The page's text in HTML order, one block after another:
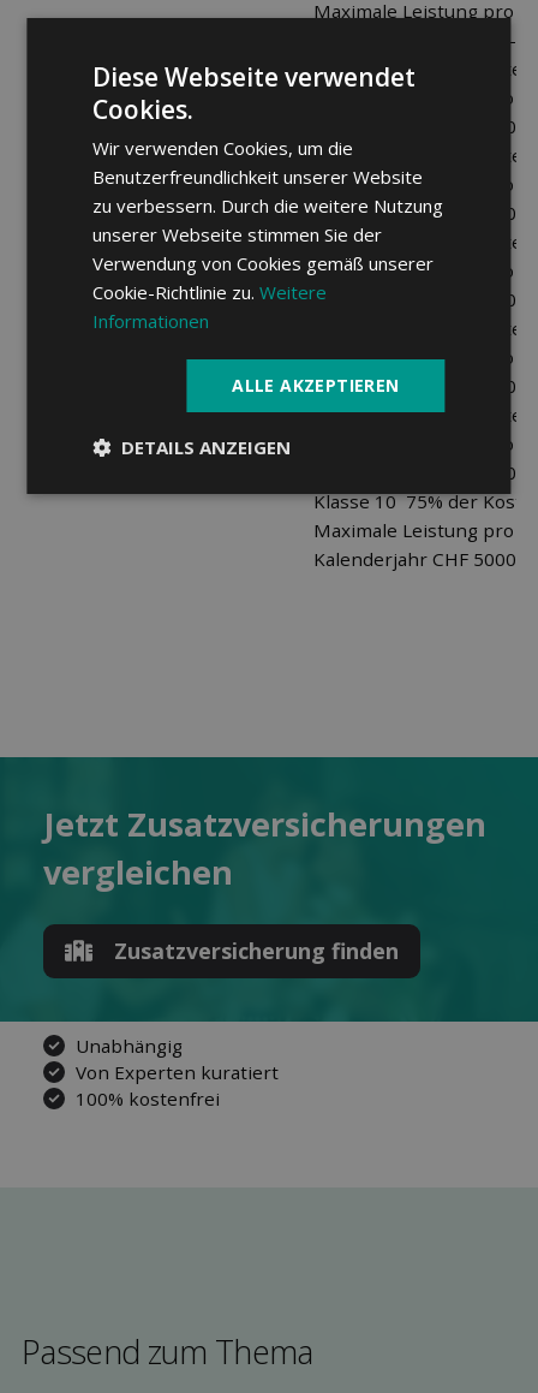
Leistungsstufen
Maximale Leistung pro
Kalenderjahr CHF 600.-
Klasse 5 50% der Kosten,
Maximale Leistung pro
Kalenderjahr CHF 1200.-
Klasse 6 75% der Kosten,
Maximale Leistung pro
Kalenderjahr CHF 1200.-
Klasse 7 75% der Kosten,
Maximale Leistung pro
Kalenderjahr CHF 1500.-
Klasse 8 75% der Kosten,
Maximale Leistung pro
Kalenderjahr CHF 1800.-
Klasse 9 75% der Kosten,
Maximale Leistung pro
Kalenderjahr CHF 3000.-
Klasse 10 75% der
Maximale Leistung pro
Kalenderjahr CHF 5000.-
Jetzt Zusatz­versicherungen
ver­gleichen
Zusatz­versicherung finden
Unabhängig
Von Experten kuratiert
100% kostenfrei
Passend zum Thema
Diese Webseite verwendet
Cookies.
Wir verwenden Cookies, um die
Benutzerfreundlichkeit unserer Website
zu verbessern. Durch die weitere Nutzung
unserer Webseite stimmen Sie der
Verwendung von Cookies gemäß unserer
Cookie-Richtlinie zu.Weitere
Informationen
ALLE AKZEPTIEREN
DETAILS ANZEIGEN